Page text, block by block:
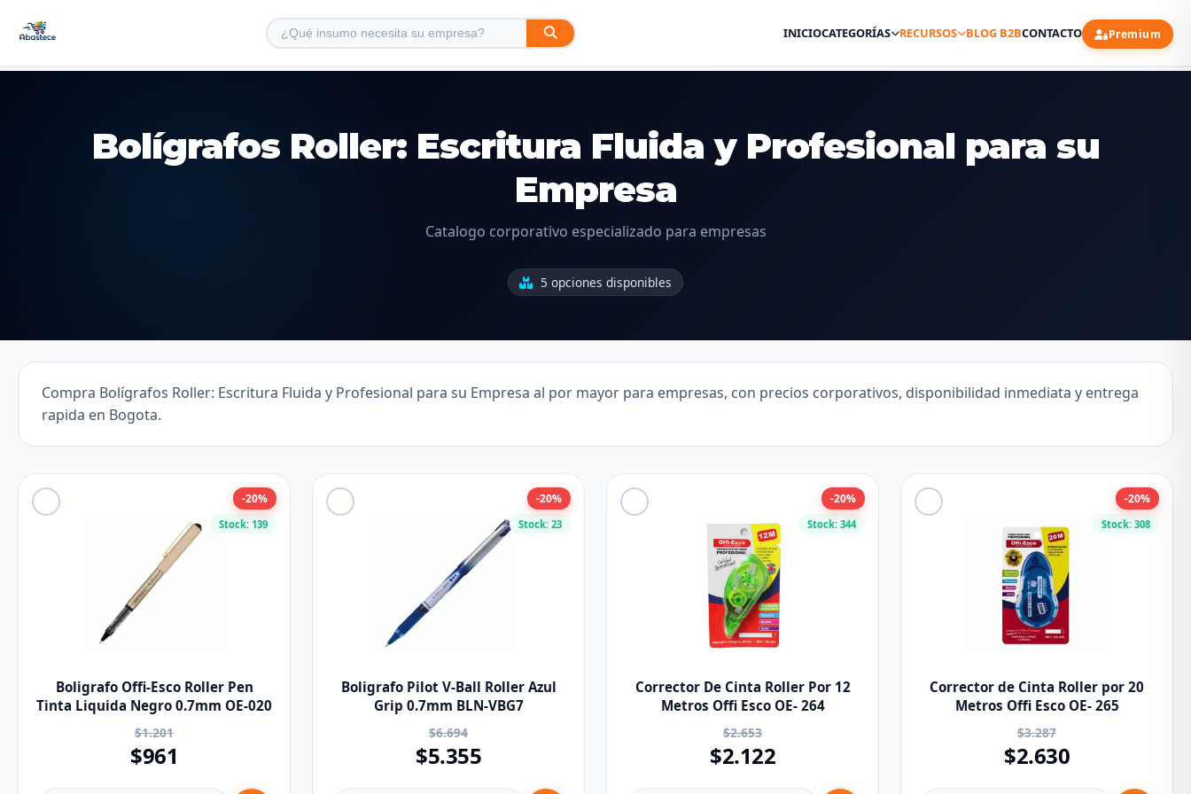
INICIOCATEGORÍAS RECURSOS BLOG B2BCONTACTO Premium
Bolígrafos Roller: Escritura Fluida y Profesional para su
Empresa
Catalogo corporativo especializado para empresas
5 opciones disponibles
Compra Bolígrafos Roller: Escritura Fluida y Profesional para su Empresa al por mayor para empresas, con precios corporativos, disponibilidad inmediata y entrega
rapida en Bogota.
Stock: 139
-20%
Boligrafo Offi-Esco Roller Pen
Tinta Liquida Negro 0.7mm OE-020
$1.201
$961
Stock: 23
-20%
Boligrafo Pilot V-Ball Roller Azul
Grip 0.7mm BLN-VBG7
$6.694
$5.355
Stock: 344
-20%
Corrector De Cinta Roller Por 12
Metros Offi Esco OE- 264
$2.653
$2.122
Stock: 308
-20%
Corrector de Cinta Roller por 20
Metros Offi Esco OE- 265
$3.287
$2.630